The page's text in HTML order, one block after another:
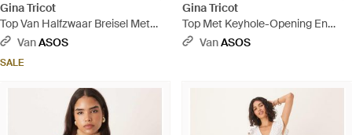
Gina Tricot
Top Van Halfzwaar Breisel Met
Korte Mouwen En Ronde Hals -
VanASOS
SALE
Gina Tricot
Top Met Keyhole-Opening En
Korte Mouwen - Zwart
VanASOS